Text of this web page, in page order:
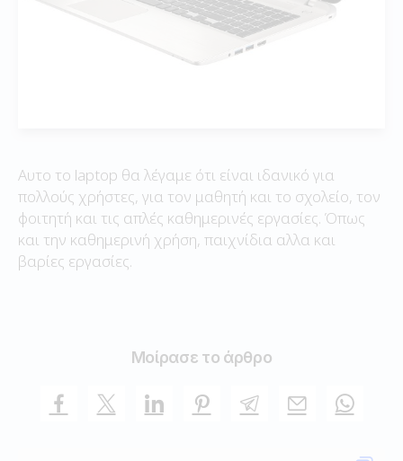
Αυτο το laptop θα λέγαμε ότι είναι ιδανικό για
πολλούς χρήστες, για τον μαθητή και το σχολείο, τον
φοιτητή και τις απλές καθημερινές εργασίες. Όπως
και την καθημερινή χρήση, παιχνίδια αλλα και
βαρίες εργασίες.
Μοίρασε το άρθρο